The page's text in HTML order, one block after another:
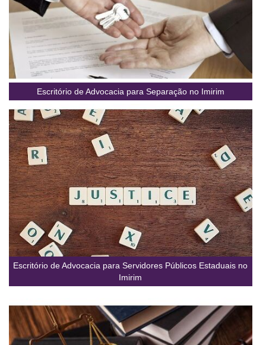
Escritório de Advocacia para Separação no Imirim
Escritório de Advocacia para Servidores Públicos Estaduais no
Imirim